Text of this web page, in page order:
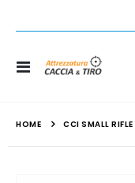
Toggle
HOME CCI SMALL